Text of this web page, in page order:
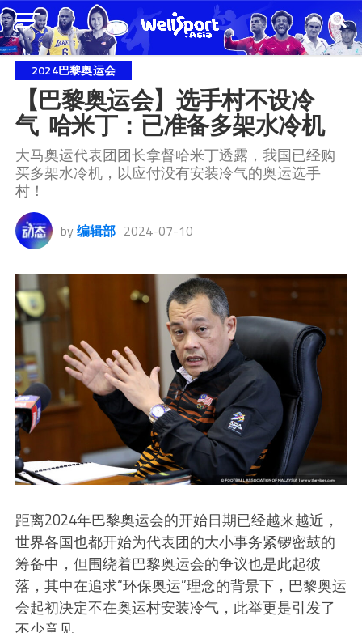
2024巴黎奥运会
【巴黎奥运会】选手村不设冷
气  哈米丁：已准备多架水冷机
大马奥运代表团团长拿督哈米丁透露，我国已经购
买多架水冷机，以应付没有安装冷气的奥运选手
村！
by 编辑部 2024-07-10
距离2024年巴黎奥运会的开始日期已经越来越近，
世界各国也都开始为代表团的大小事务紧锣密鼓的
筹备中，但围绕着巴黎奥运会的争议也是此起彼
落，其中在追求“环保奥运”理念的背景下，巴黎奥运
会起初决定不在奥运村安装冷气，此举更是引发了